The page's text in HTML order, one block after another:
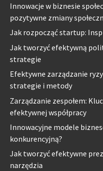
Innowacje w biznesie
pozytywne zmiany
Jak rozpocząć startup:
Jak tworzyć efektywną
strategie
Efektywne zarządzanie
strategie i metody
Zarządzanie zespołem:
efektywnej współpracy
Innowacyjne modele
konkurencyjną?
Jak tworzyć efektywne
narzędzia